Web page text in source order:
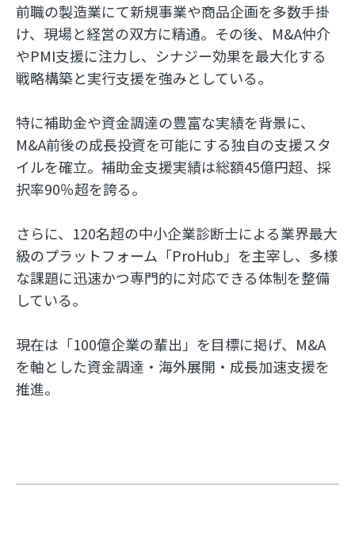
前職の製造業にて新規事業や商品企画を多数手掛
け、現場と経営の双方に精通。その後、M&A仲介
やPMI支援に注力し、シナジー効果を最大化する
戦略構築と実行支援を強みとしている。
特に補助金や資金調達の豊富な実績を背景に、
M&A前後の成長投資を可能にする独自の支援スタ
イルを確立。補助金支援実績は総額45億円超、採
択率90％超を誇る。
さらに、120名超の中小企業診断士による業界最大
級のプラットフォーム「ProHub」を主宰し、多様
な課題に迅速かつ専門的に対応できる体制を整備
している。
現在は「100億企業の輩出」を目標に掲げ、M&A
を軸とした資金調達・海外展開・成長加速支援を
推進。